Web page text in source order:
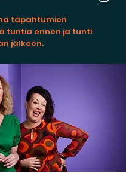
tapahtumien
tuntia ennen ja tunti
jälkeen.